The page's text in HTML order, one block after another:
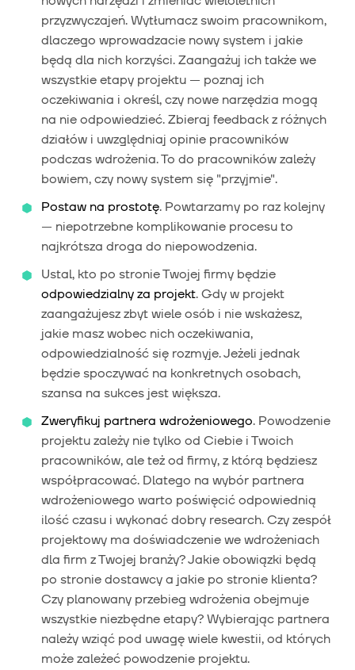
przyzwyczajeń. Wytłumacz swoim pracownikom,
dlaczego wprowadzacie nowy system i jakie
będą dla nich korzyści. Zaangażuj ich także we
wszystkie etapy projektu — poznaj ich
oczekiwania i określ, czy nowe narzędzia mogą
na nie odpowiedzieć. Zbieraj feedback z różnych
działów i uwzględniaj opinie pracowników
podczas wdrożenia. To do pracowników zależy
bowiem, czy nowy system się "przyjmie".
Postaw na prostotę. Powtarzamy po raz kolejny
— niepotrzebne komplikowanie procesu to
najkrótsza droga do niepowodzenia.
Ustal, kto po stronie Twojej firmy będzie
odpowiedzialny za projekt. Gdy w projekt
zaangażujesz zbyt wiele osób i nie wskażesz,
jakie masz wobec nich oczekiwania,
odpowiedzialność się rozmyje. Jeżeli jednak
będzie spoczywać na konkretnych osobach,
szansa na sukces jest większa.
Zweryfikuj partnera wdrożeniowego. Powodzenie
projektu zależy nie tylko od Ciebie i Twoich
pracowników, ale też od firmy, z którą będziesz
współpracować. Dlatego na wybór partnera
wdrożeniowego warto poświęcić odpowiednią
ilość czasu i wykonać dobry research. Czy zespół
projektowy ma doświadczenie we wdrożeniach
dla firm z Twojej branży? Jakie obowiązki będą
po stronie dostawcy a jakie po stronie klienta?
Czy planowany przebieg wdrożenia obejmuje
wszystkie niezbędne etapy? Wybierając partnera
należy wziąć pod uwagę wiele kwestii, od których
może zależeć powodzenie projektu.